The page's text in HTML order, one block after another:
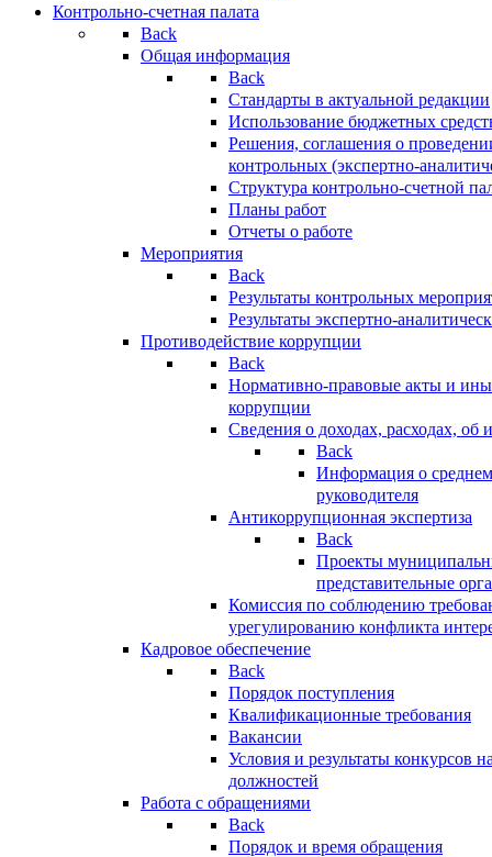
Контрольно-счетная палата
Back
Общая информация
Back
Стандарты в актуальной редакции
Использование бюджетных
Решения, соглашения о
контрольных (экспертно-
Структура контрольно-счетной
Планы работ
Отчеты о работе
Мероприятия
Back
Результаты контрольных
Результаты экспертно-
Противодействие коррупции
Back
Нормативно-правовые акты и
коррупции
Сведения о доходах, расходах, об
Back
Информация о
руководителя
Антикоррупционная экспертиза
Back
Проекты
представительные
Комиссия по соблюдению
урегулированию конфликта
Кадровое обеспечение
Back
Порядок поступления
Квалификационные требования
Вакансии
Условия и результаты конкурсов
должностей
Работа с обращениями
Back
Порядок и время обращения